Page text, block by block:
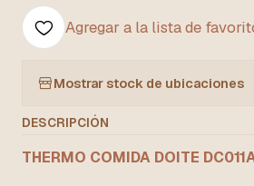
Agregar a la lista de
Mostrar stock de ubicaciones
DESCRIPCIÓN
THERMO COMIDA DOITE